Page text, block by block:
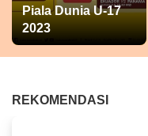
Piala Dunia U-17
2023
REKOMENDASI